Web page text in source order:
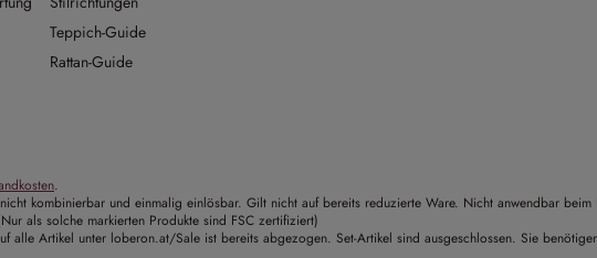
Teppich-Guide
Rattan-Guide
.
kombinierbar und einmalig einlösbar. Gilt nicht auf bereits reduzierte Ware. Nicht anwendbar beim
als solche markierten Produkte sind FSC zertifiziert)
alle Artikel unter loberon.at/Sale ist bereits abgezogen. Set-Artikel sind ausgeschlossen. Sie